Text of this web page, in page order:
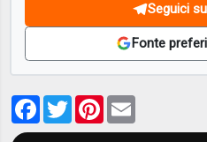
Seguici
Fonte
Facebook
TwitterPinterest